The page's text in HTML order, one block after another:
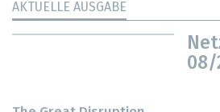
AKTUELLE AUSGABE
08/